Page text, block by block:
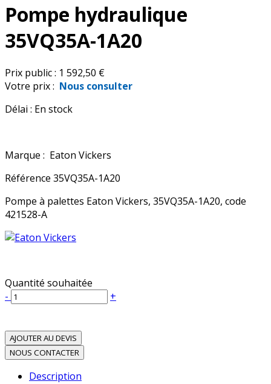
Pompe hydraulique
35VQ35A-1A20
Prix public : 1 592,50 €
Votre prix : Nous consulter
Délai : En stock
Marque : Eaton Vickers
Référence 35VQ35A-1A20
Pompe à palettes Eaton Vickers, 35VQ35A-1A20, code
421528-A
Quantité souhaitée
-
+
AJOUTER AU DEVIS
NOUS CONTACTER
Description